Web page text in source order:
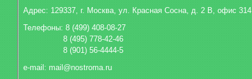
Адрес: 129337, г. Москва, ул. Красная Сосна, д. 2 В, офис 314
Телефоны: 8 (499) 408-08-27
8 (495) 778-42-46
8 (901) 56-4444-5
e-mail: mail@nostroma.ru